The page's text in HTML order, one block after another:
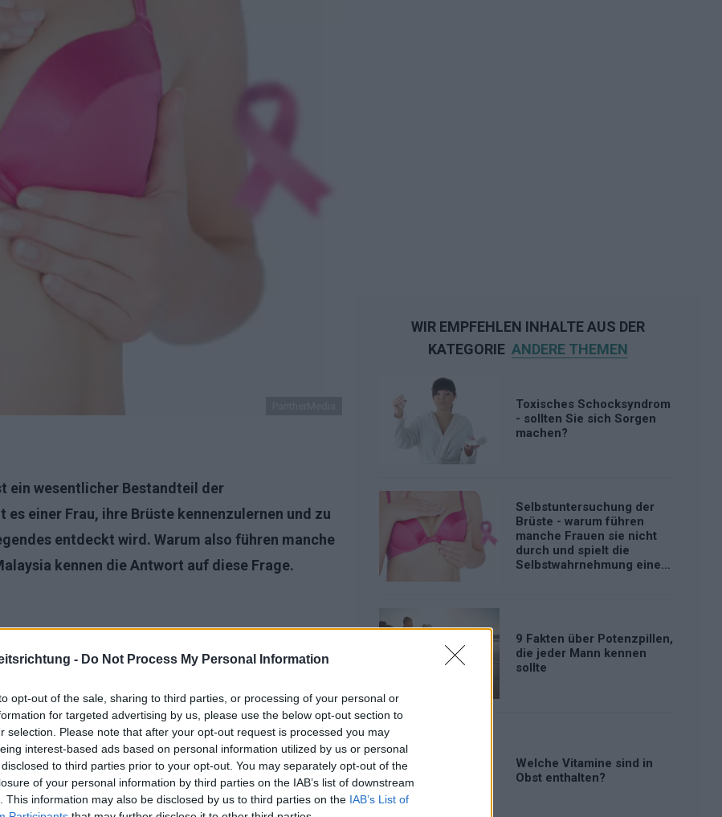
- Do Not Process My Personal Information
opt-out of the sale, sharing to third parties, or processing of your personal or
for targeted advertising by us, please use the below opt-out section to
selection. Please note that after your opt-out request is processed you may
interest-based ads based on personal information utilized by us or personal
to third parties prior to your opt-out. You may separately opt-out of the
of your personal information by third parties on the IAB’s list of downstream
This information may also be disclosed by us to third parties on the IAB’s List of
ein wesentlicher Bestandteil der
einer Frau, ihre Brüste kennenzulernen und zu
entdeckt wird. Warum also führen manche
kennen die Antwort auf diese Frage.
WIR EMPFEHLEN INHALTE AUS DER
KATEGORIE ANDERE THEMEN
Toxisches Schocksyndrom
- sollten Sie sich Sorgen
machen?
Selbstuntersuchung der
Brüste - warum führen
manche Frauen sie nicht
durch und spielt die
Selbstwahrnehmung eine
9 Fakten über Potenzpillen,
die jeder Mann kennen
sollte
Welche Vitamine sind in
Obst enthalten?